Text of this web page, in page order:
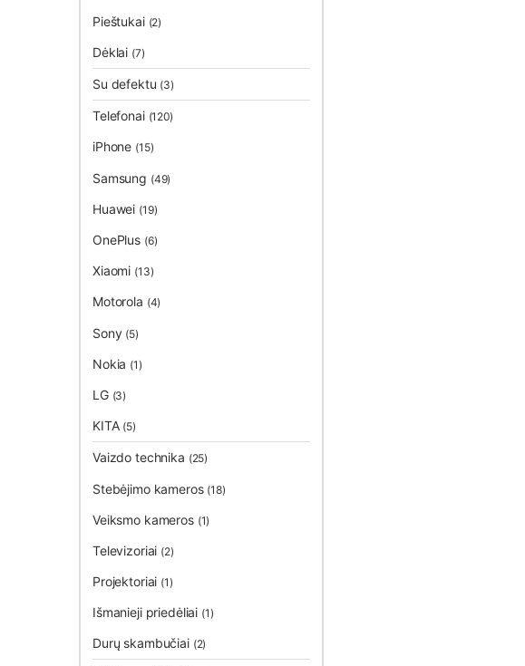
Pieštukai (2)
Dėklai (7)
Su defektu (3)
Telefonai (120)
iPhone (15)
Samsung (49)
Huawei (19)
OnePlus (6)
Xiaomi (13)
Motorola (4)
Sony (5)
Nokia (1)
LG (3)
KITA (5)
Vaizdo technika (25)
Stebėjimo kameros (18)
Veiksmo kameros (1)
Televizoriai (2)
Projektoriai (1)
Išmanieji priedėliai (1)
Durų skambučiai (2)